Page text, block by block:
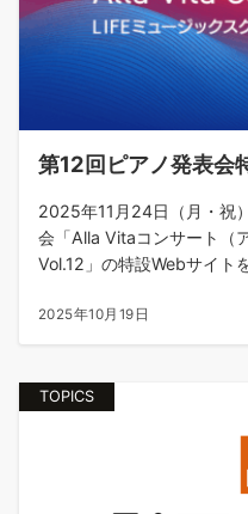
第12回ピアノ発表会
2025年11月24日（月・祝
会「Alla Vitaコンサート（
Vol.12」の特設Webサイト
2025年10月19日
TOPICS